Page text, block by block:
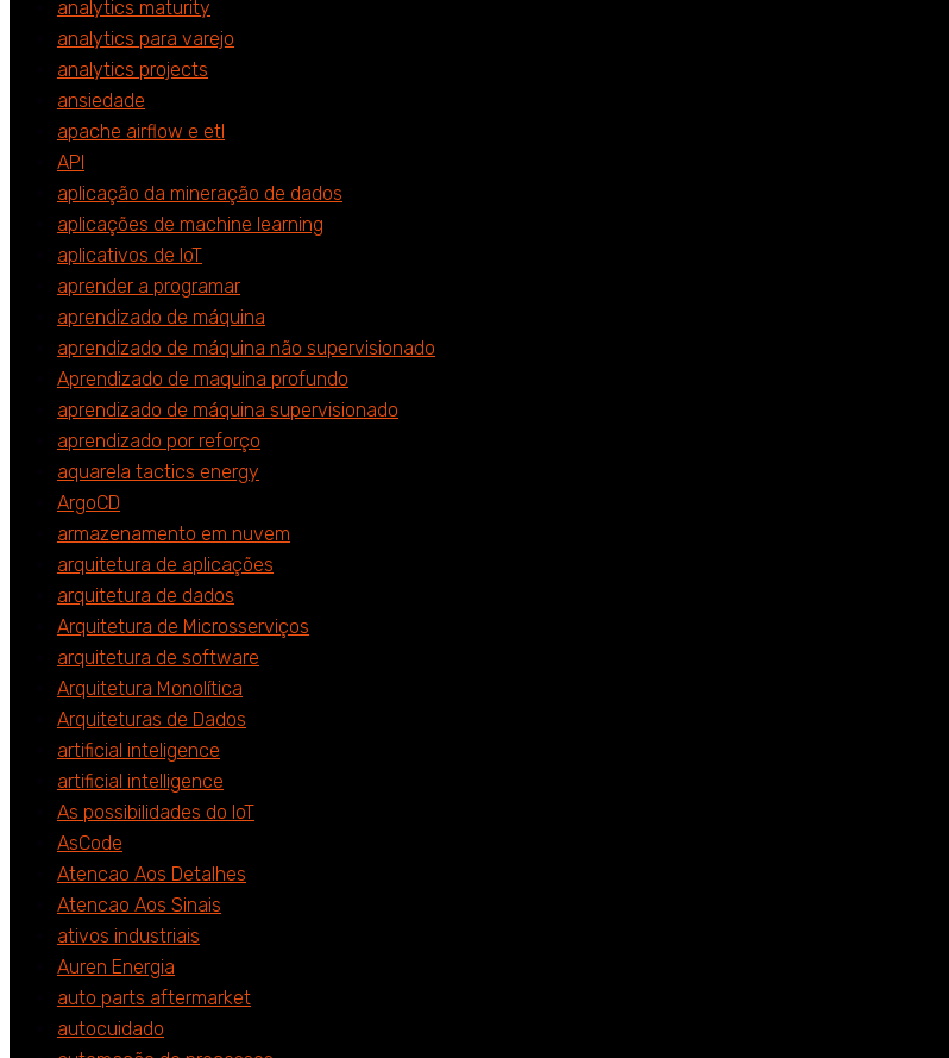
analytics maturity
analytics para varejo
analytics projects
ansiedade
apache airflow e etl
API
aplicação da mineração de dados
aplicações de machine learning
aplicativos de IoT
aprender a programar
aprendizado de máquina
aprendizado de máquina não supervisionado
Aprendizado de maquina profundo
aprendizado de máquina supervisionado
aprendizado por reforço
aquarela tactics energy
ArgoCD
armazenamento em nuvem
arquitetura de aplicações
arquitetura de dados
Arquitetura de Microsserviços
arquitetura de software
Arquitetura Monolítica
Arquiteturas de Dados
artificial inteligence
artificial intelligence
As possibilidades do IoT
AsCode
Atencao Aos Detalhes
Atencao Aos Sinais
ativos industriais
Auren Energia
auto parts aftermarket
autocuidado